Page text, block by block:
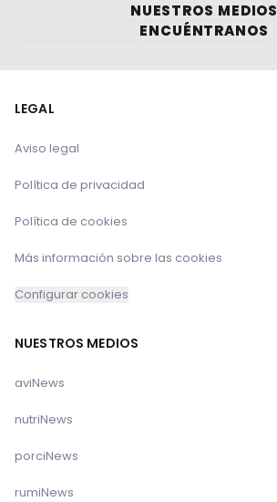
NUESTROS MEDIOS
ENCUÉNTRANOS
LEGAL
Aviso legal
Política de privacidad
Política de cookies
Más información sobre las cookies
Configurar cookies
NUESTROS MEDIOS
aviNews
nutriNews
porciNews
rumiNews